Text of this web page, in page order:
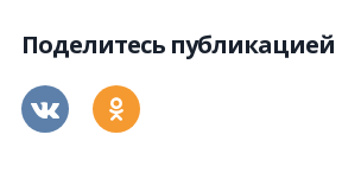
Поделитесь публикацией